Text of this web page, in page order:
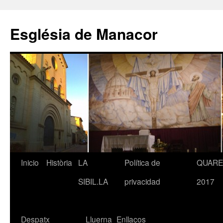
contenido
Església de Manacor
Inicio Història
LA
SIBIL.LA
Política de
privacidad
2017
Despatx Lluerna Enllaços